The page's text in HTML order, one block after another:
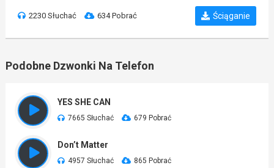
2230 Słuchać 634 Pobrać Ściąganie
Podobne Dzwonki Na Telefon
YES SHE CAN
7665 Słuchać 679 Pobrać
Don’t Matter
4957 Słuchać 865 Pobrać